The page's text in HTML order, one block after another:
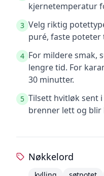
kjernetemperatur
3 Velg riktig
puré, faste poteter
4 For mildere smak,
lengre tid. For
30 minutter.
5 Tilsett hvitløk sent
brenner lett og blir
Nøkkelord